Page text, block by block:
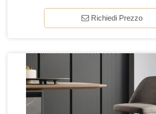
Richiedi Prezzo